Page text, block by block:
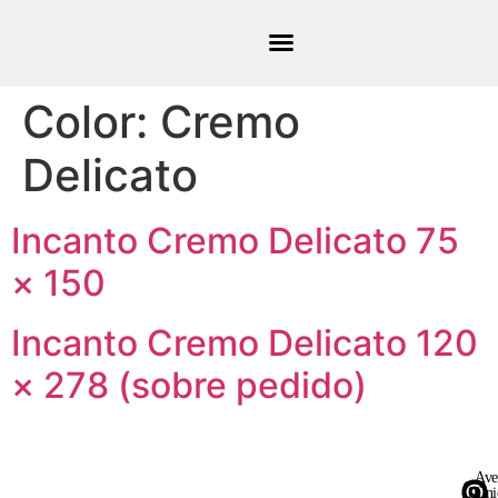
Color: Cremo
Delicato
Incanto Cremo Delicato 75
× 150
Incanto Cremo Delicato 120
× 278 (sobre pedido)